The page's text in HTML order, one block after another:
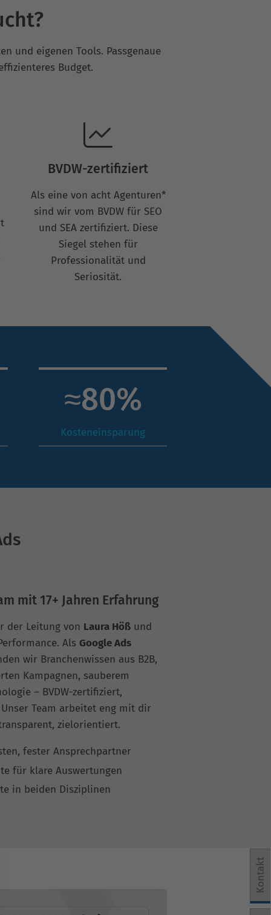
und eigenen Tools. Passgenaue
Budget.
BVDW-zertifiziert
Als eine von acht Agenturen*
sind wir vom BVDW für SEO
und SEA zertifiziert. Diese
Siegel stehen für
Professionalität und
Seriosität.
≈80%
Kosteneinsparung
mit 17+ Jahren Erfahrung
der Leitung von Laura Höß und
Als Google Ads
wir Branchenwissen aus B2B,
Kampagnen, sauberem
– BVDW-zertifiziert,
Team arbeitet eng mit dir
zielorientiert.
fester Ansprechpartner
für klare Auswertungen
in beiden Disziplinen
Kontakt